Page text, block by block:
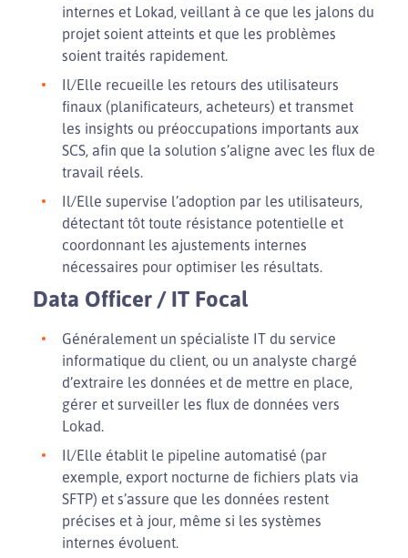
internes et Lokad, veillant à ce que les jalons du
projet soient atteints et que les problèmes
soient traités rapidement.
Il/Elle recueille les retours des utilisateurs
finaux (planificateurs, acheteurs) et transmet
les insights ou préoccupations importants aux
SCS, afin que la solution s’aligne avec les flux de
travail réels.
Il/Elle supervise l’adoption par les utilisateurs,
détectant tôt toute résistance potentielle et
coordonnant les ajustements internes
nécessaires pour optimiser les résultats.
Data Officer / IT Focal
Généralement un spécialiste IT du service
informatique du client, ou un analyste chargé
d’extraire les données et de mettre en place,
gérer et surveiller les flux de données vers
Lokad.
Il/Elle établit le pipeline automatisé (par
exemple, export nocturne de fichiers plats via
SFTP) et s’assure que les données restent
précises et à jour, même si les systèmes
internes évoluent.